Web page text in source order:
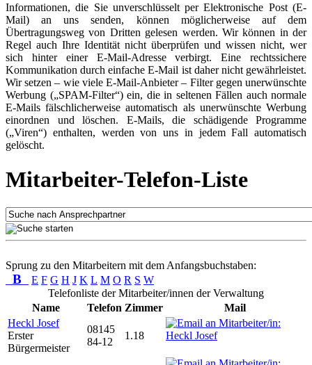
Informationen, die Sie unverschlüsselt per Elektronische Post (E-
Mail) an uns senden, können möglicherweise auf dem
Übertragungsweg von Dritten gelesen werden. Wir können in der
Regel auch Ihre Identität nicht überprüfen und wissen nicht, wer
sich hinter einer E-Mail-Adresse verbirgt. Eine rechtssichere
Kommunikation durch einfache E-Mail ist daher nicht gewährleistet.
Wir setzen – wie viele E-Mail-Anbieter – Filter gegen unerwünschte
Werbung („SPAM-Filter“) ein, die in seltenen Fällen auch normale
E-Mails fälschlicherweise automatisch als unerwünschte Werbung
einordnen und löschen. E-Mails, die schädigende Programme
(„Viren“) enthalten, werden von uns in jedem Fall automatisch
gelöscht.
Mitarbeiter-Telefon-Liste
Sprung zu den Mitarbeitern mit dem Anfangsbuchstaben:
B E F G H J K L M O R S W
Telefonliste der Mitarbeiter/innen der Verwaltung
Name
Telefon Zimmer
Mail
Heckl Josef
Erster
Bürgermeister
08145
84-12
1.18